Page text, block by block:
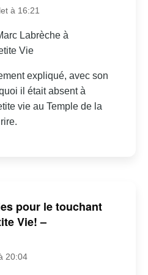
« La petite vie » reste une
l’histoire de la télévision
son originalité et son esprit
à 16:21
Labrèche à
Vie
expliqué, avec son
il était absent à
vie au Temple de la
pour le touchant
Vie! –
20:04